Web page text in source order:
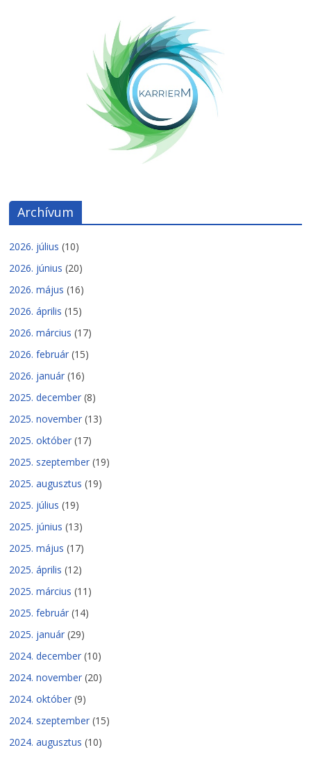
Archívum
2026. július (10)
2026. június (20)
2026. május (16)
2026. április (15)
2026. március (17)
2026. február (15)
2026. január (16)
2025. december (8)
2025. november (13)
2025. október (17)
2025. szeptember (19)
2025. augusztus (19)
2025. július (19)
2025. június (13)
2025. május (17)
2025. április (12)
2025. március (11)
2025. február (14)
2025. január (29)
2024. december (10)
2024. november (20)
2024. október (9)
2024. szeptember (15)
2024. augusztus (10)